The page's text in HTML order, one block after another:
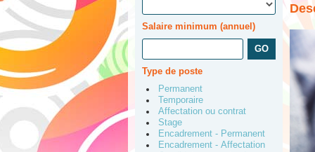
Salaire minimum (annuel)
Type de poste
Permanent
Temporaire
Affectation ou contrat
Stage
Encadrement - Permanent
Encadrement - Affectation